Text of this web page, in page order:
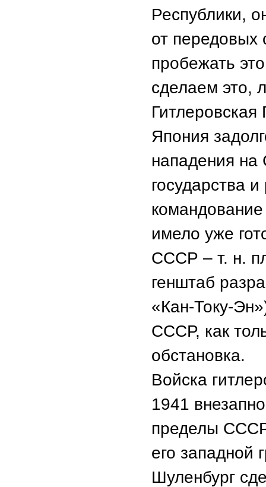
Республики,
от
пробежать
сделаем это,
Япония
нападения на
государства
имело уже
СССР – т. н.
генштаб
«Кан-Току-
СССР, как
обстановка.
Войска
1941
пределы
его западной
Шуленбург